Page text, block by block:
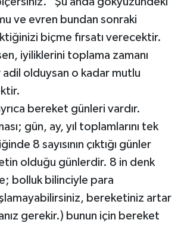
ve evren bundan sonraki
biçme fırsatı verecektir.
iyiliklerini toplama zamanı
olduysan o kadar mutlu
bereket günleri vardır.
gün, ay, yıl toplamlarını tek
8 sayısının çıktığı günler
olduğu günlerdir. 8 in denk
bolluk bilinciyle para
bereketiniz artar
gerekir.) bunun için bereket